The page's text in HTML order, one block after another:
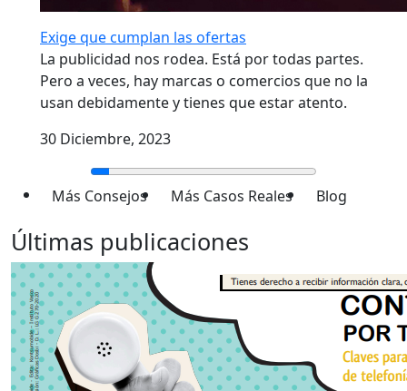
Exige que cumplan las ofertas
La publicidad nos rodea. Está por todas partes.
Pero a veces, hay marcas o comercios que no la
usan debidamente y tienes que estar atento.
30 Diciembre, 2023
Más Consejos Más Casos Reales Blog
Últimas publicaciones